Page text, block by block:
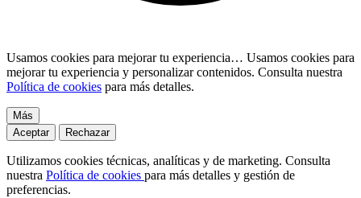
Usamos cookies para mejorar tu experiencia… Usamos cookies para
mejorar tu experiencia y personalizar contenidos. Consulta nuestra
Política de cookies para más detalles.
Más
Aceptar
Rechazar
Utilizamos cookies técnicas, analíticas y de marketing. Consulta
nuestra Política de cookies para más detalles y gestión de
preferencias.